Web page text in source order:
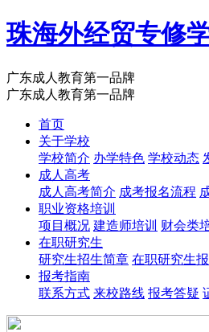
珠海外经贸专修
广东成人教育第一品牌
广东成人教育第一品牌
首页
关于学校
学校简介 办学特色 学校动态
成人高考
成人高考简介 成考报名流程
职业资格培训
项目概况 建造师培训 财会类
在职研究生
研究生招生简章 在职研究生
报考指南
联系方式 来校路线 报考答疑